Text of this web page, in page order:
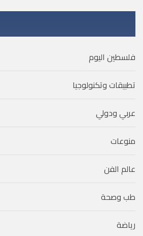
فلسطين اليوم
تطبيقات وتكنولوجيا
عربي ودولي
منوعات
عالم الفن
طب وصحة
رياضة